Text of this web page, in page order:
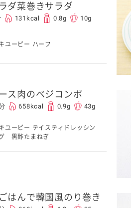
ダ菜巻きサラダ
131kcal 0.8g 10g
ユーピー ハーフ
ス肉のベジコンボ
658kcal 0.9g 43g
ユーピー テイスティドレッシン
黒酢たまねぎ
はんで韓国風のり巻き